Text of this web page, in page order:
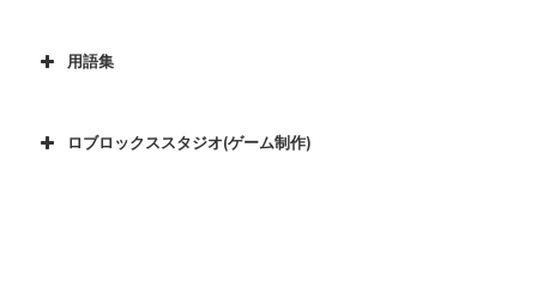
用語集
ロブロックススタジオ(ゲーム制作)